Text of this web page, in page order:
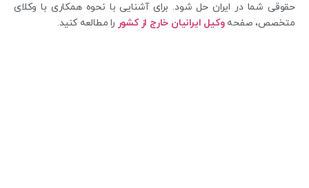
حقوقی شما در ایران حل شود. برای آشنایی با نحوه همکاری با وکلای
متخصص، صفحهوکیل ایرانیان خارج از کشور را مطالعه کنید.